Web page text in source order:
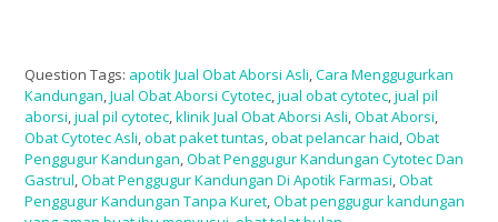
Question Tags: apotik Jual Obat Aborsi Asli Cara Menggugurkan
Kandungan Jual Obat Aborsi Cytotec jual obat cytotec jual pil
aborsi jual pil cytotec klinik Jual Obat Aborsi Asli Obat Aborsi
Obat Cytotec Asli obat paket tuntas obat pelancar haid Obat
Penggugur Kandungan Obat Penggugur Kandungan Cytotec Dan
Gastrul Obat Penggugur Kandungan Di Apotik Farmasi Obat
Penggugur Kandungan Tanpa Kuret Obat penggugur kandungan